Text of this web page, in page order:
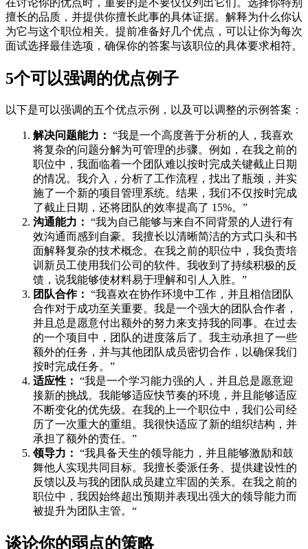
在讨论你的优点时，重要的是不要仅仅列出它们。选择你特别
擅长的品质，并提供你擅长此事的具体证据。解释为什么你认
为它与这个职位相关。提前准备好几个优点，可以让你为每次
面试选择最佳选项，确保你的答案与该职位的具体要求相符。
5个可以强调的优点例子
以下是可以强调的五个优点示例，以及可以调整的示例答案：
解决问题能力： “我是一个高度善于分析的人，我喜欢
将复杂的问题分解为可管理的步骤。例如，在我之前的
职位中，我面临着一个团队难以按时完成关键截止日期
的情况。我介入，分析了工作流程，找出了瓶颈，并实
施了一个新的项目管理系统。结果，我们不仅按时完成
了截止日期，还将团队的效率提高了 15%。”
沟通能力： “我为自己能够与来自不同背景的人进行有
效沟通而感到自豪。我擅长以清晰简洁的方式口头和书
面解释复杂的技术概念。在我之前的职位中，我负责培
训新员工使用我们公司的软件。我收到了持续积极的反
馈，说我能够使材料易于理解和引人入胜。”
团队合作： “我喜欢在协作环境中工作，并且相信团队
合作对于成功至关重要。我是一个强大的团队合作者，
并且总是愿意付出额外的努力来支持我的同事。在过去
的一个项目中，团队的进度落后了。我主动承担了一些
额外的任务，并与其他团队成员密切合作，以确保我们
按时完成任务。”
适应性： “我是一个学习能力强的人，并且总是愿意迎
接新的挑战。我能够适应快节奏的环境，并且能够适应
不断变化的优先级。在我的上一个职位中，我们公司经
历了一次重大的重组。我很快适应了新的组织结构，并
承担了额外的责任。”
领导力： “我具备天生的领导能力，并且能够激励和鼓
舞他人实现共同目标。我擅长委派任务、提供建设性的
反馈以及与我的团队成员建立牢固的关系。在我之前的
职位中，我因始终超出预期并表现出强大的领导能力而
被提升为团队主管。“
谈论你的弱点的策略